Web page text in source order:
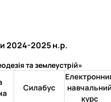
2024-2025 н.р.
та землеустрій»
Силабус
курс